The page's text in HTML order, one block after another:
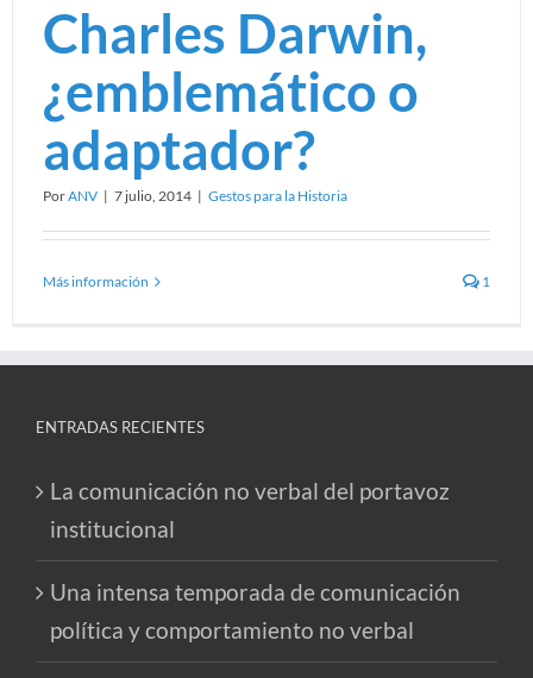
Charles Darwin,
¿emblemático o
adaptador?
PorANV | 7 julio, 2014 | Gestos para la Historia
Más información 1
ENTRADAS RECIENTES
La comunicación no verbal del portavoz
institucional
Una intensa temporada de comunicación
política y comportamiento no verbal